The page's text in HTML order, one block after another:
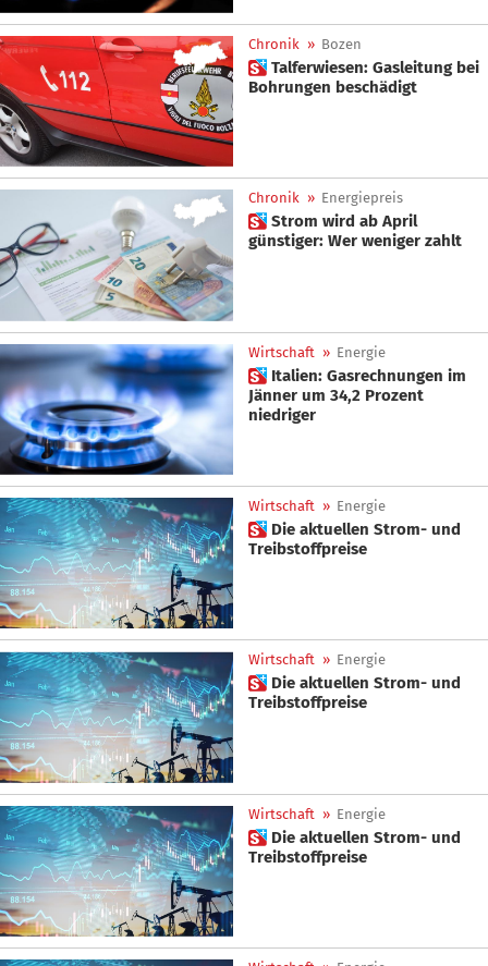
Chronik » Bozen
 Talferwiesen: Gasleitung bei
Bohrungen beschädigt
Chronik » Energiepreis
 Strom wird ab April
günstiger: Wer weniger zahlt
Wirtschaft » Energie
 Italien: Gasrechnungen im
Jänner um 34,2 Prozent
niedriger
Wirtschaft » Energie
 Die aktuellen Strom- und
Treibstoffpreise
Wirtschaft » Energie
 Die aktuellen Strom- und
Treibstoffpreise
Wirtschaft » Energie
 Die aktuellen Strom- und
Treibstoffpreise